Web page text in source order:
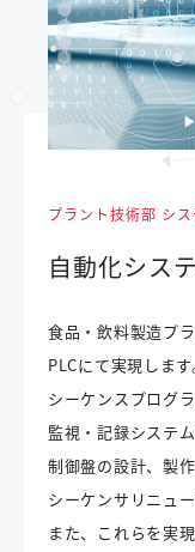
プラント技術部 シ
自動化シス
食品・飲料製造プ
PLCにて実現します
シーケンスプログ
監視・記録システ
制御盤の設計、製作
シーケンサリニュ
また、これらを実